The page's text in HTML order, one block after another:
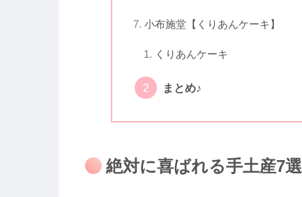
小布施堂【くりあんケーキ】
くりあんケーキ
まとめ♪
絶対に喜ばれる手土産7選